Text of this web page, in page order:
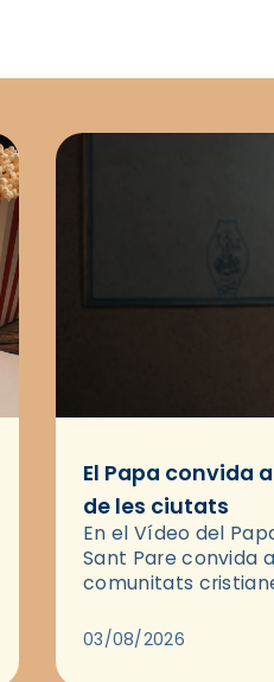
El Papa convida
de les ciutats
En el Vídeo del
Sant Pare convida
comunitats
pregària, el…
03/08/2026